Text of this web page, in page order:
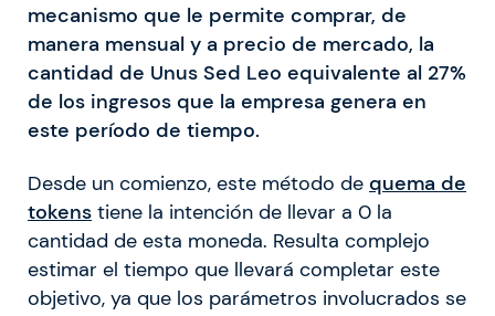
mecanismo que le permite comprar, de
manera mensual y a precio de mercado, la
cantidad de Unus Sed Leo equivalente al 27%
de los ingresos que la empresa genera en
este período de tiempo.
Desde un comienzo, este método de quema de
tokens tiene la intención de llevar a 0 la
cantidad de esta moneda. Resulta complejo
estimar el tiempo que llevará completar este
objetivo, ya que los parámetros involucrados se